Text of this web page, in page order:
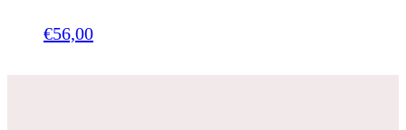
€56,00